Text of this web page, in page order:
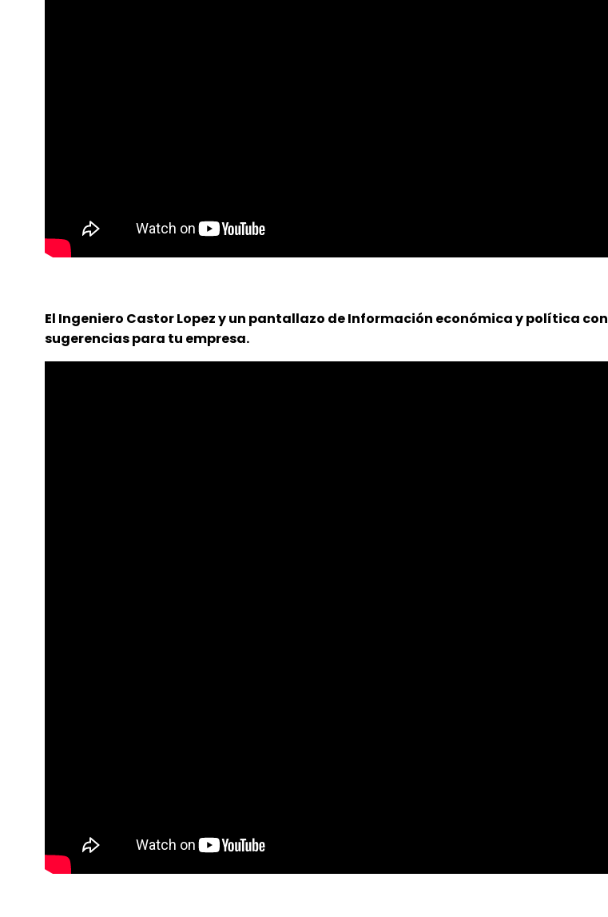
El Ingeniero Castor Lopez y un pantallazo de Información económica y política con
sugerencias para tu empresa.